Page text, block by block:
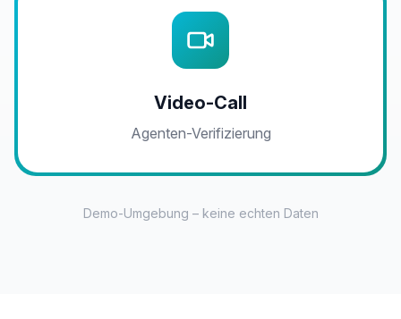
Video-Call
Agenten-Verifizierung
Demo-Umgebung – keine echten Daten